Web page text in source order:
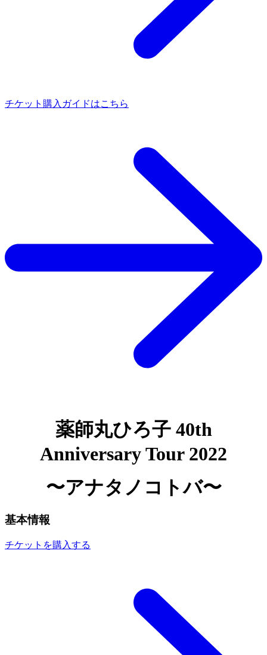
チケット購入ガイドはこちら
薬師丸ひろ子 40th
Anniversary Tour 2022
〜アナタノコトバ〜
基本情報
チケットを購入する